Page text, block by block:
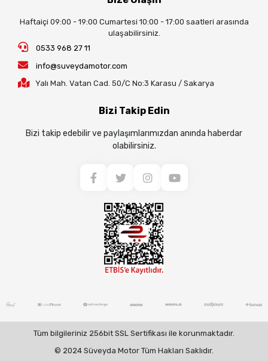
Haftaiçi 09:00 - 19:00 Cumartesi 10:00 - 17:00 saatleri arasında
ulaşabilirsiniz.
0533 968 27 11
info@suveydamotor.com
Yalı Mah. Vatan Cad. 50/C No:3 Karasu / Sakarya
Bizi Takip Edin
Bizi takip edebilir ve paylaşımlarımızdan anında haberdar
olabilirsiniz.
Tüm bilgileriniz 256bit SSL Sertifikası ile korunmaktadır.
© 2024 Süveyda Motor Tüm Hakları Saklıdır.